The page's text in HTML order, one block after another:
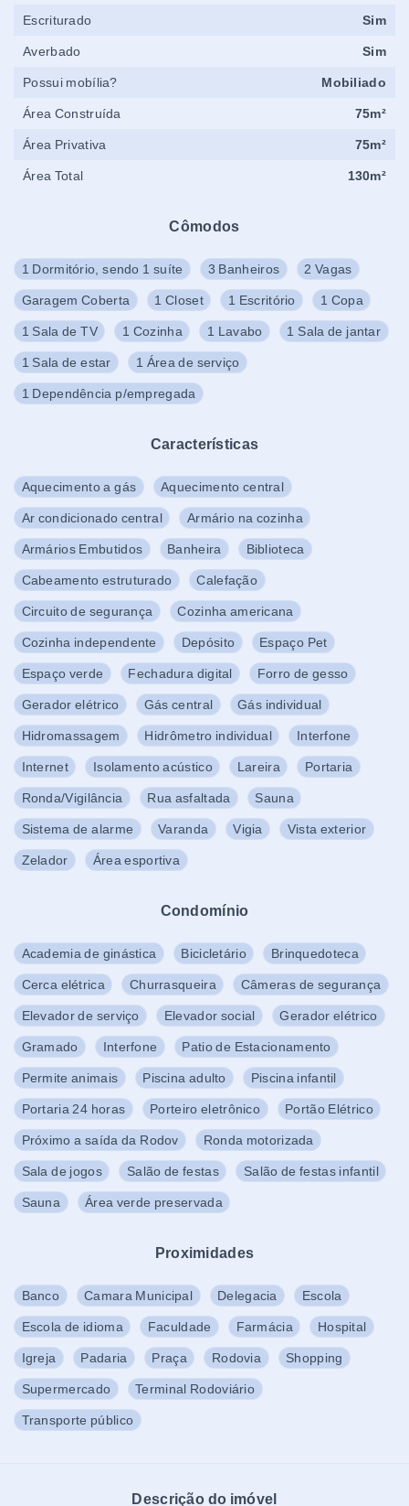
Cômodos
1 Dormitório, sendo 1 suíte 3 Banheiros 2 Vagas
Garagem Coberta 1 Closet 1 Escritório 1 Copa
1 Sala de TV 1 Cozinha 1 Lavabo 1 Sala de jantar
1 Sala de estar 1 Área de serviço
1 Dependência p/empregada
Características
Aquecimento a gás Aquecimento central
Ar condicionado central Armário na cozinha
Armários Embutidos Banheira Biblioteca
Cabeamento estruturado Calefação
Circuito de segurança Cozinha americana
Cozinha independente Depósito Espaço Pet
Espaço verde Fechadura digital Forro de gesso
Gerador elétrico Gás central Gás individual
Hidromassagem Hidrômetro individual Interfone
Internet Isolamento acústico Lareira Portaria
Ronda/Vigilância Rua asfaltada Sauna
Sistema de alarme Varanda Vigia Vista exterior
Zelador Área esportiva
Condomínio
Academia de ginástica Bicicletário Brinquedoteca
Cerca elétrica Churrasqueira Câmeras de segurança
Elevador de serviço Elevador social Gerador elétrico
Gramado Interfone Patio de Estacionamento
Permite animais Piscina adulto Piscina infantil
Portaria 24 horas Porteiro eletrônico Portão Elétrico
Próximo a saída da Rodov Ronda motorizada
Sala de jogos Salão de festas Salão de festas infantil
Sauna Área verde preservada
Proximidades
Banco Camara Municipal Delegacia Escola
Escola de idioma Faculdade Farmácia Hospital
Igreja Padaria Praça Rodovia Shopping
Supermercado Terminal Rodoviário
Transporte público
Descrição do imóvel
Escriturado Sim
Averbado Sim
Possui mobília? Mobiliado
Área Construída 75m²
Área Privativa 75m²
Área Total 130m²